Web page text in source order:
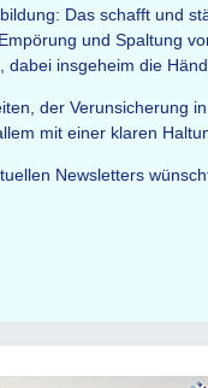
Das schafft und
und Spaltung
dabei insgeheim die
der Verunsicherung
mit einer klaren
Newsletters